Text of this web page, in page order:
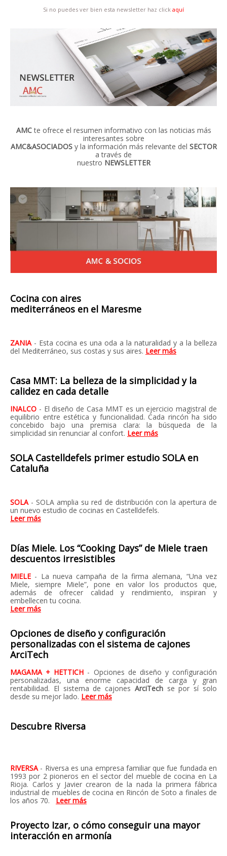
Si no puedes ver bien esta newsletter haz click aquí
AMCte ofrece el resumen informativo con las noticias más
interesantes sobre
AMC&ASOCIADOSy la información más relevante del SECTOR
a través de
nuestro NEWSLETTER
Cocina con aires
mediterráneos en el Maresme
ZANIA - Esta cocina es una oda a la naturalidad y a la belleza
del Mediterráneo, sus costas y sus aires. Leer más
Casa MMT: La belleza de la simplicidad y la
calidez en cada detalle
INALCO - El diseño de Casa MMT es un ejercicio magistral de
equilibrio entre estética y funcionalidad. Cada rincón ha sido
concebido bajo una premisa clara: la búsqueda de la
simplicidad sin renunciar al confort. Leer más
SOLA Castelldefels primer estudio SOLA en
Cataluña
SOLA - SOLA amplia su red de distribución con la apertura de
un nuevo estudio de cocinas en Castelldefels.
Leer más
Días Miele. Los “Cooking Days” de Miele traen
descuentos irresistibles
MIELE - La nueva campaña de la firma alemana, “Una vez
Miele, siempre Miele”, pone en valor los productos que,
además de ofrecer calidad y rendimiento, inspiran y
embellecen tu cocina.
Leer más
Opciones de diseño y configuración
personalizadas con el sistema de cajones
ArciTech
MAGAMA + HETTICH - Opciones de diseño y configuración
personalizadas, una enorme capacidad de carga y gran
rentabilidad. El sistema de cajones ArciTechse por sí solo
desde su mejor lado. Leer más
Descubre Riversa
RIVERSA - Riversa es una empresa familiar que fue fundada en
1993 por 2 pioneros en el sector del mueble de cocina en La
Rioja. Carlos y Javier crearon de la nada la primera fábrica
industrial de muebles de cocina en Rincón de Soto a finales de
los años 70.
Leer más
Proyecto Izar, o cómo conseguir una mayor
interacción en armonía